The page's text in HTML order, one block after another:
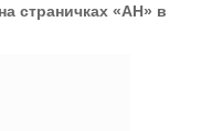
страничках «АН» в